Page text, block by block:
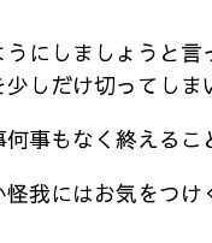
にしましょうと
少しだけ切ってし
事もなく終えるこ
我にはお気をつけ